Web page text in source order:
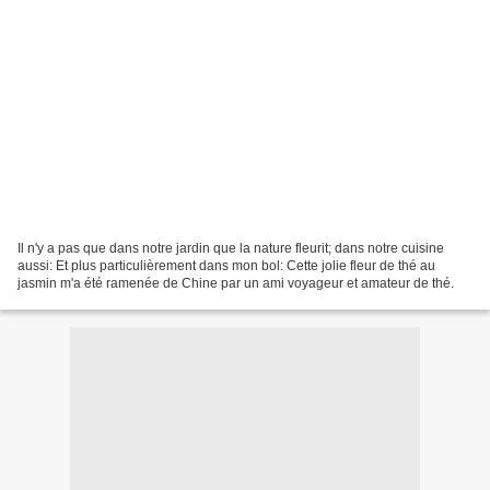
Il n'y a pas que dans notre jardin que la nature fleurit; dans notre cuisine
aussi: Et plus particulièrement dans mon bol: Cette jolie fleur de thé au
jasmin m'a été ramenée de Chine par un ami voyageur et amateur de thé.